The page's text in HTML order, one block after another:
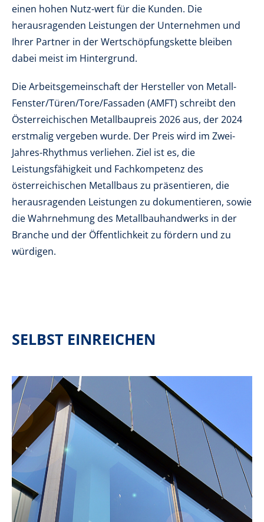
einen hohen Nutz-wert für die Kunden. Die
herausragenden Leistungen der Unternehmen und
Ihrer Partner in der Wertschöpfungskette bleiben
dabei meist im Hintergrund.
Die Arbeitsgemeinschaft der Hersteller von Metall-
Fenster/Türen/Tore/Fassaden (AMFT) schreibt den
Österreichischen Metallbaupreis 2026 aus, der 2024
erstmalig vergeben wurde. Der Preis wird im Zwei-
Jahres-Rhythmus verliehen. Ziel ist es, die
Leistungsfähigkeit und Fachkompetenz des
österreichischen Metallbaus zu präsentieren, die
herausragenden Leistungen zu dokumentieren, sowie
die Wahrnehmung des Metallbauhandwerks in der
Branche und der Öffentlichkeit zu fördern und zu
würdigen.
SELBST EINREICHEN